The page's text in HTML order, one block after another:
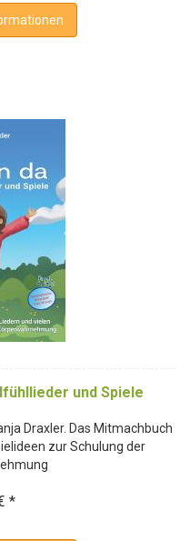
und Spiele
Draxler. Das Mitmachbuch
zur Schulung der
*